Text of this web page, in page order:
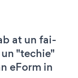
at un fai-
"techie"
eForm in